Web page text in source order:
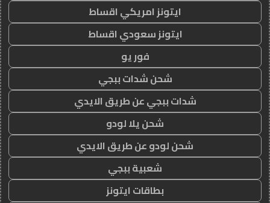
ايتونز امريكي اقساط
ايتونز سعودي اقساط
فور يو
شحن شدات ببجي
شدات ببجي عن طريق الايدي
شحن يلا لودو
شحن لودو عن طريق الايدي
شعبية ببجي
بطاقات ايتونز